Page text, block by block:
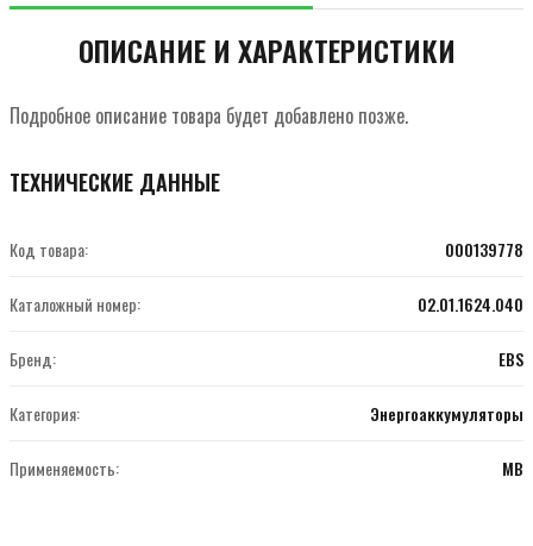
ОПИСАНИЕ И ХАРАКТЕРИСТИКИ
Подробное описание товара будет добавлено позже.
ТЕХНИЧЕСКИЕ ДАННЫЕ
Код товара: 000139778
Каталожный номер: 02.01.1624.040
Бренд: EBS
Категория: Энергоаккумуляторы
Применяемость: MB